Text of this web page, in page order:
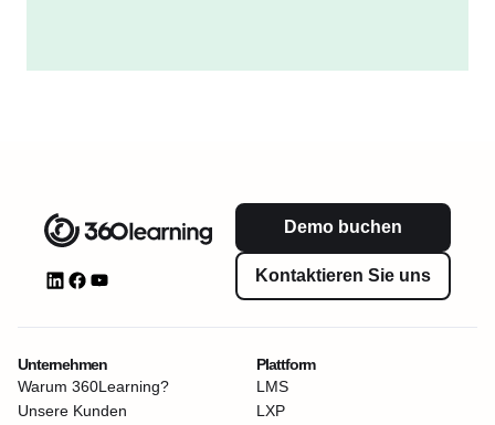
Demo buchen
Kontaktieren Sie uns
Unternehmen
Warum 360Learning?
Unsere Kunden
Plattform
LMS
LXP